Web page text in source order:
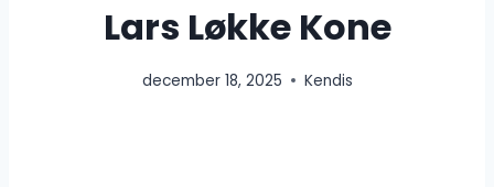
Lars Løkke Kone
december 18, 2025 Kendis